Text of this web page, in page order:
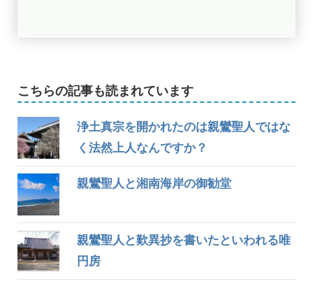
こちらの記事も読まれています
浄土真宗を開かれたのは親鸞聖人ではな
く法然上人なんですか？
親鸞聖人と湘南海岸の御勧堂
親鸞聖人と歎異抄を書いたといわれる唯
円房